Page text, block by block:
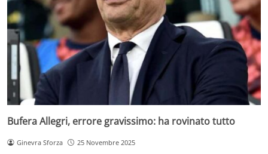
Bufera Allegri, errore gravissimo: ha rovinato tutto
Ginevra Sforza 25 Novembre 2025